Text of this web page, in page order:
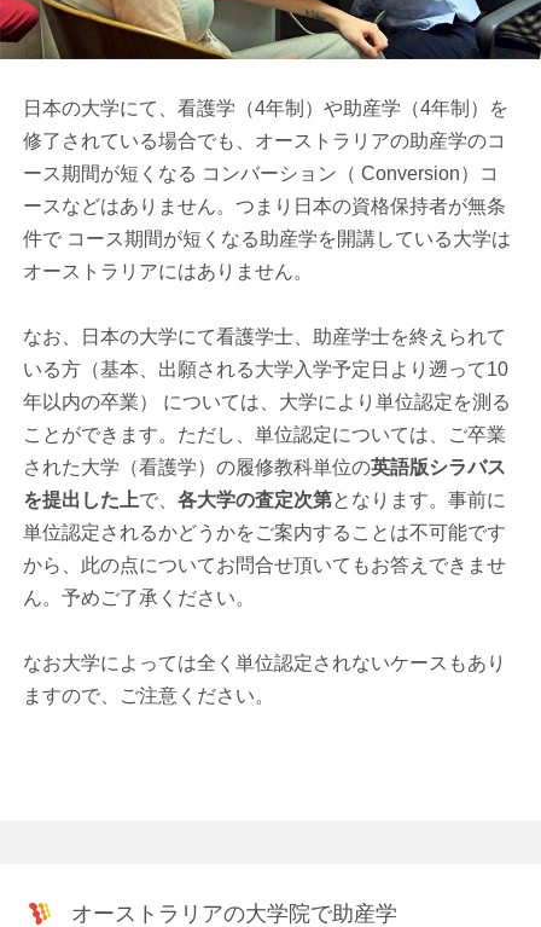
日本の大学にて、看護学（4年制）や助産学（4年制）を
修了されている場合でも、オーストラリアの助産学のコ
ース期間が短くなる コンバーション（ Conversion）コ
ースなどはありません。つまり日本の資格保持者が無条
件で コース期間が短くなる助産学を開講している大学は
オーストラリアにはありません。
なお、日本の大学にて看護学士、助産学士を終えられて
いる方（基本、出願される大学入学予定日より遡って10
年以内の卒業） については、大学により単位認定を測る
ことができます。ただし、単位認定については、ご卒業
された大学（看護学）の履修教科単位の英語版シラバス
を提出した上で、各大学の査定次第となります。事前に
単位認定されるかどうかをご案内することは不可能です
から、此の点についてお問合せ頂いてもお答えできませ
ん。予めご了承ください。
なお大学によっては全く単位認定されないケースもあり
ますので、ご注意ください。
オーストラリアの大学院で助産学